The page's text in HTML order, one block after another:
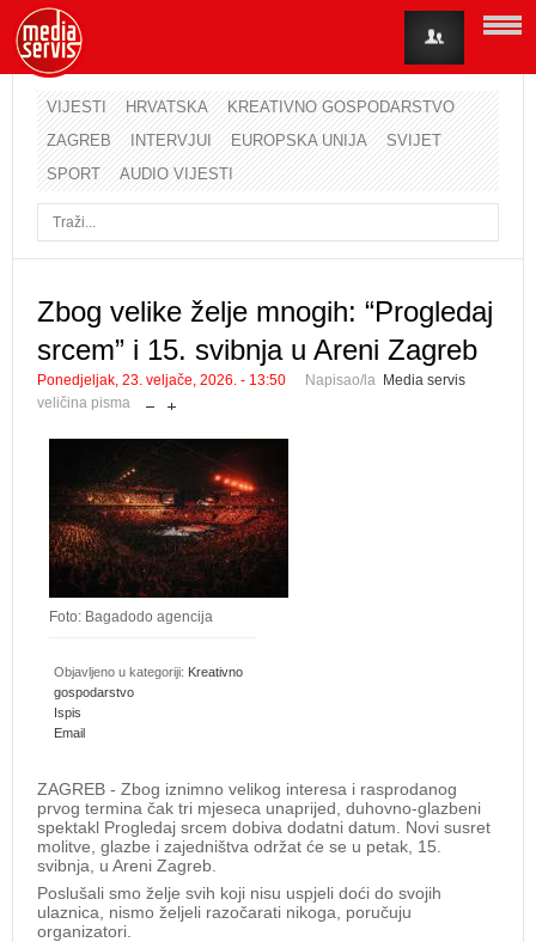
VIJESTI HRVATSKA
KREATIVNO GOSPODARSTVO
ZAGREB
INTERVJUI EUROPSKA UNIJA
SVIJET
SPORT
AUDIO VIJESTI
Zbog velike želje mnogih: “Progledaj
srcem” i 15. svibnja u Areni Zagreb
Ponedjeljak, 23. veljače, 2026. - 13:50 Napisao/la Media servis
veličina pisma
Foto: Bagadodo agencija
Objavljeno u kategoriji: Kreativno
gospodarstvo
Ispis
Email
ZAGREB - Zbog iznimno velikog interesa i rasprodanog
prvog termina čak tri mjeseca unaprijed, duhovno-glazbeni
spektakl Progledaj srcem dobiva dodatni datum. Novi susret
molitve, glazbe i zajedništva održat će se u petak, 15.
svibnja, u Areni Zagreb.
Poslušali smo želje svih koji nisu uspjeli doći do svojih
ulaznica, nismo željeli razočarati nikoga, poručuju
organizatori.
Korisničko ime
Lozinka
Zaboravili ste lozinku? Zaboravili ste korisničko ime?